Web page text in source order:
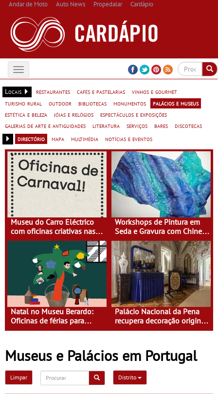
Andar de Moto Auto News Propedalar Cardápio
Toggle
navigation
Locais
restaurantes cafés e pastelarias
vinhos e gourmet
turismo rural
outdoor bibliotecas monumentos
palácios e museus
estética e beleza
jóias e relógios
espectáculos e exposições
galerias de arte e antiguidades
literatura serviços bares
discotecas
directório
mapa multimédia notícias e eventos
Museu do Carro Eléctrico
com oficinas criativas nas
férias de Carnaval
Workshops de Pintura em
Seda e Gravura com Chine
Collé no Museu do Oriente
Natal no Museu Berardo:
Oficinas de férias para
crianças dos 4 aos 13 anos
Palácio Nacional da Pena
recupera decoração original
da Sala de Visitas
Museus e Palácios em Portugal
Limpar Distrito